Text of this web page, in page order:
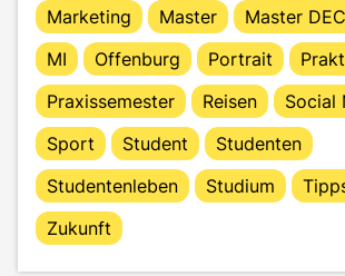
Marketing
Master Master DEC
MI
Offenburg Portrait
Praxissemester
Reisen
Social
Sport
Student
Studenten
Studentenleben
Studium
Zukunft